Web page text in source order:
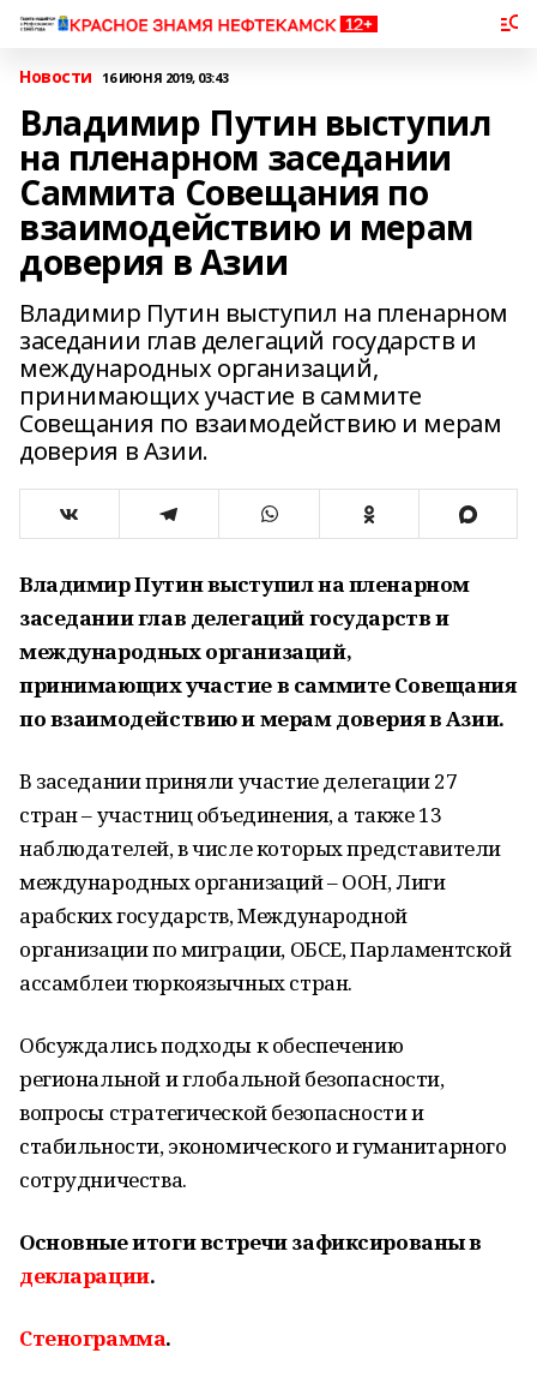
Новости 16 ИЮНЯ 2019, 03:43
Владимир Путин выступил
на пленарном заседании
Саммита Совещания по
взаимодействию и мерам
доверия в Азии
Владимир Путин выступил на пленарном
заседании глав делегаций государств и
международных организаций,
принимающих участие в саммите
Совещания по взаимодействию и мерам
доверия в Азии.
Владимир Путин выступил на пленарном
заседании глав делегаций государств и
международных организаций,
принимающих участие в саммите Совещания
по взаимодействию и мерам доверия в Азии.
В заседании приняли участие делегации 27
стран – участниц объединения, а также 13
наблюдателей, в числе которых представители
международных организаций – ООН, Лиги
арабских государств, Международной
организации по миграции, ОБСЕ, Парламентской
ассамблеи тюркоязычных стран.
Обсуждались подходы к обеспечению
региональной и глобальной безопасности,
вопросы стратегической безопасности и
стабильности, экономического и гуманитарного
сотрудничества.
Основные итоги встречи зафиксированы в
декларации.
Стенограмма.